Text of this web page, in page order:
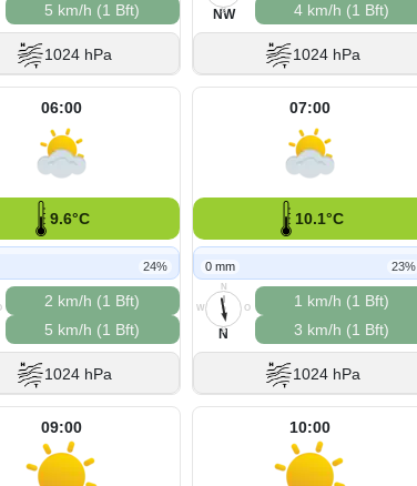
5 km/h (1 Bft)
1024 hPa
S
NW
4 km/h (1 Bft)
1024 hPa
06:00
9.6°C
24%
2 km/h (1 Bft)
5 km/h (1 Bft)
1024 hPa
07:00
10.1°C
0 mm 23%
N
O
S
W
N
1 km/h (1 Bft)
3 km/h (1 Bft)
1024 hPa
09:00 10:00